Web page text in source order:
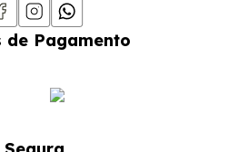
de Pagamento